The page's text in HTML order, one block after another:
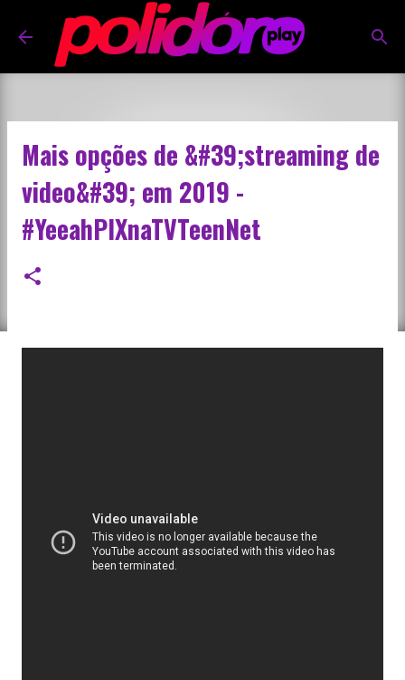
Pular para o conteúdo principal
Mais opções de &#39;streaming de
video&#39; em 2019 -
#YeeahPIXnaTVTeenNet